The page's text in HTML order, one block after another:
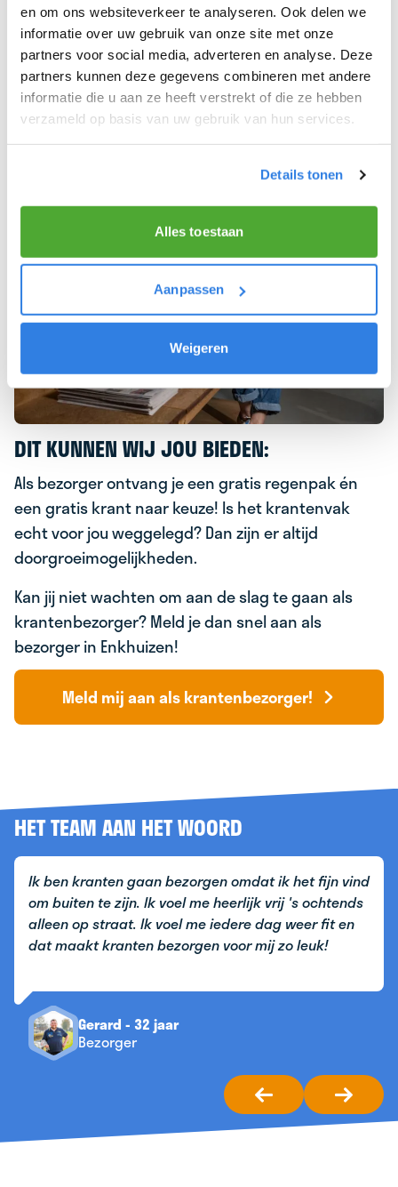
en om ons websiteverkeer te analyseren. Ook delen we
informatie over uw gebruik van onze site met onze
partners voor social media, adverteren en analyse. Deze
partners kunnen deze gegevens combineren met andere
informatie die u aan ze heeft verstrekt of die ze hebben
verzameld op basis van uw gebruik van hun services.
Details tonen
Alles toestaan
Aanpassen
Weigeren
Je houdt van lekker bewegen in de frisse buitenlucht.
Je houdt vooral van fijn werk dat lekker bijverdient!
Je wordt blij van het bezorgen van het laatste nieuws.
Je bent minimaal 15 jaar.
DIT KUNNEN WIJ JOU BIEDEN:
Als bezorger ontvang je een gratis regenpak én
een gratis krant naar keuze! Is het krantenvak
echt voor jou weggelegd? Dan zijn er altijd
doorgroeimogelijkheden.
Kan jij niet wachten om aan de slag te gaan als
krantenbezorger? Meld je dan snel aan als
bezorger in Enkhuizen!
Meld mij aan als krantenbezorger!
HET TEAM AAN HET WOORD
Ik ben kranten gaan bezorgen omdat ik het fijn vind
om buiten te zijn. Ik voel me heerlijk vrij 's ochtends
alleen op straat. Ik voel me iedere dag weer fit en
dat maakt kranten bezorgen voor mij zo leuk!
Gerard - 32 jaar
Bezorger